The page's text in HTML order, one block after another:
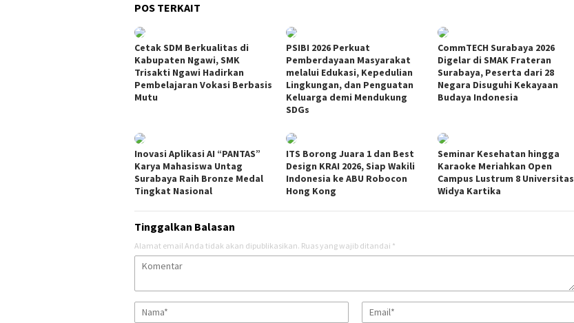
POS TERKAIT
Cetak SDM Berkualitas di
Kabupaten Ngawi, SMK
Trisakti Ngawi Hadirkan
Pembelajaran Vokasi Berbasis
Mutu
PSIBI 2026 Perkuat
Pemberdayaan Masyarakat
melalui Edukasi, Kepedulian
Lingkungan, dan Penguatan
Keluarga demi Mendukung
SDGs
CommTECH Surabaya 2026
Digelar di SMAK Frateran
Surabaya, Peserta dari 28
Negara Disuguhi Kekayaan
Budaya Indonesia
Inovasi Aplikasi AI “PANTAS”
Karya Mahasiswa Untag
Surabaya Raih Bronze Medal
Tingkat Nasional
ITS Borong Juara 1 dan Best
Design KRAI 2026, Siap Wakili
Indonesia ke ABU Robocon
Hong Kong
Seminar Kesehatan hingga
Karaoke Meriahkan Open
Campus Lustrum 8 Universitas
Widya Kartika
Tinggalkan Balasan
Alamat email Anda tidak akan dipublikasikan. Ruas yang wajib ditandai *